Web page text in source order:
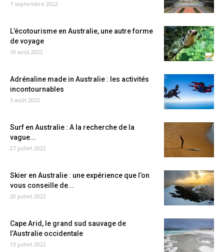
7 septembre 2022
L’écotourisme en Australie, une autre forme
de voyage
10 août 2022
Adrénaline made in Australie : les activités
incontournables
3 août 2022
Surf en Australie : A la recherche de la
vague...
27 juillet 2022
Skier en Australie : une expérience que l’on
vous conseille de...
20 juillet 2022
Cape Arid, le grand sud sauvage de
l’Australie occidentale
13 juillet 2022